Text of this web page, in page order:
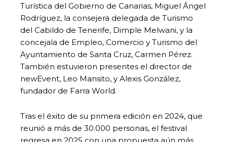
Turística del Gobierno de Canarias, Miguel Ángel
Rodríguez, la consejera delegada de Turismo
del Cabildo de Tenerife, Dimple Melwani, y la
concejala de Empleo, Comercio y Turismo del
Ayuntamiento de Santa Cruz, Carmen Pérez.
También estuvieron presentes el director de
newEvent, Leo Mansito, y Alexis González,
fundador de Farra World.
Tras el éxito de su primera edición en 2024, que
reunió a más de 30.000 personas, el festival